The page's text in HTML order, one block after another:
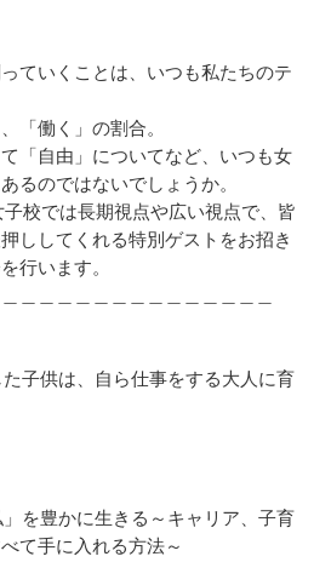
ていくことは、いつも私たちのテ
「働く」の割合。
「自由」についてなど、いつも女
るのではないでしょうか。
校では長期視点や広い視点で、皆
ししてくれる特別ゲストをお招き
行います。
子供は、自ら仕事をする大人に育
を豊かに生きる～キャリア、子育
て手に入れる方法～